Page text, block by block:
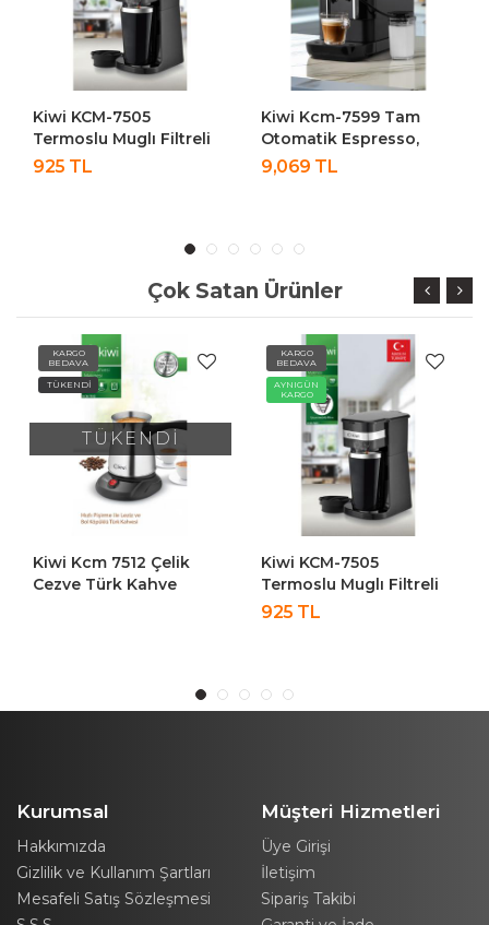
Kiwi KCM-7505
Termoslu Muglı Filtreli
Kahve Makinesi
925 TL
Kiwi Kcm-7599 Tam
Otomatik Espresso,
Lungo, Latte,
Cappuccino Kahve
9,069 TL
Çok Satan Ürünler
KARGO
BEDAVA
TÜKENDİ
TÜKENDİ
Kiwi Kcm 7512 Çelik
Cezve Türk Kahve
KARGO
BEDAVA
AYNIGÜN
KARGO
Kiwi KCM-7505
Termoslu Muglı Filtreli
Kahve Makinesi
925 TL
Kurumsal
Hakkımızda
Gizlilik ve Kullanım Şartları
Mesafeli Satış Sözleşmesi
Müşteri Hizmetleri
Üye Girişi
İletişim
Sipariş Takibi